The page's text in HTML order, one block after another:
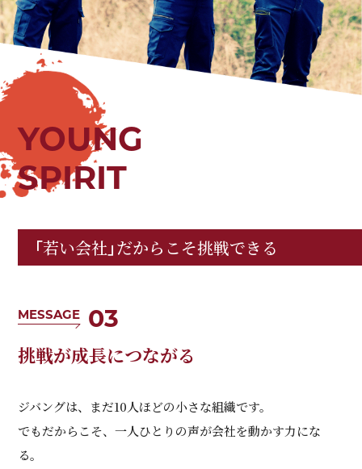
YOUNG
SPIRIT
「若い会社」だからこそ挑戦できる
MESSAGE 03
挑戦が成長につながる
ジバングは、まだ10人ほどの小さな組織です。
でもだからこそ、一人ひとりの声が会社を動かす力にな
る。